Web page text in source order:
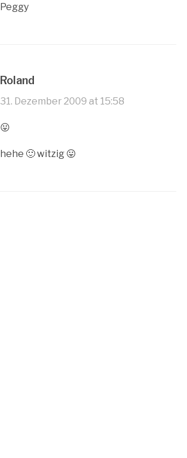
Peggy
Roland
31. Dezember 2009 at 15:58
😛
hehe 🙂 witzig 😛